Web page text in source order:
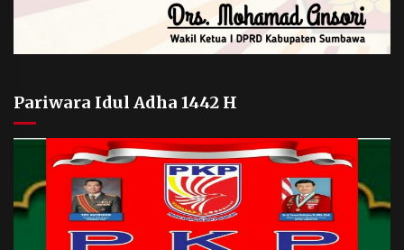
Pariwara Idul Adha 1442 H